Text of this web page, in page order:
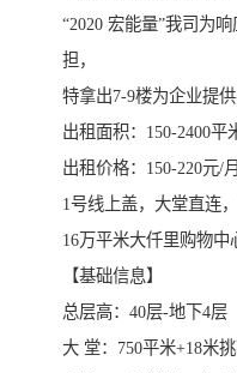
“2020 宏能量”我司为
担，
特拿出7-9楼为企业提
出租面积：150-2400平
出租价格：150-220元/
1号线上盖，大堂直连
16万平米大仟里购物中
【基础信息】
总层高：40层-地下4层
大 堂：750平米+18米